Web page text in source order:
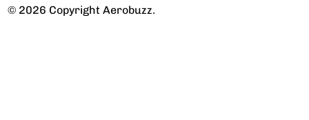
© 2026 Copyright Aerobuzz.